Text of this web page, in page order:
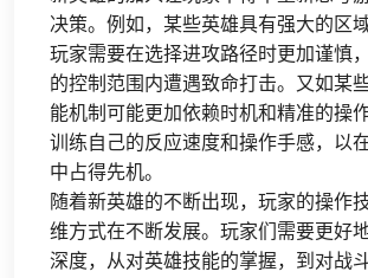
决策。例如，某些英雄具有强大的区
玩家需要在选择进攻路径时更加谨慎
的控制范围内遭遇致命打击。又如某
能机制可能更加依赖时机和精准的操
训练自己的反应速度和操作手感，以
中占得先机。
随着新英雄的不断出现，玩家的操作
维方式在不断发展。玩家们需要更好
深度，从对英雄技能的掌握，到对战